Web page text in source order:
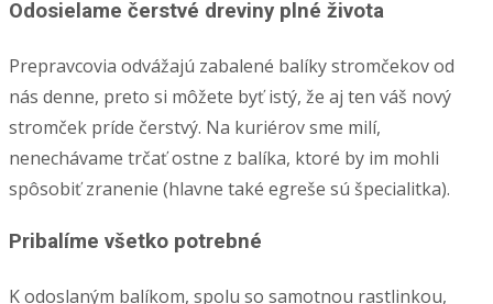
Odosielame čerstvé dreviny plné života
Prepravcovia odvážajú zabalené balíky stromčekov od
nás denne, preto si môžete byť istý, že aj ten váš nový
stromček príde čerstvý. Na kuriérov sme milí,
nenechávame trčať ostne z balíka, ktoré by im mohli
spôsobiť zranenie (hlavne také egreše sú špecialitka).
Pribalíme všetko potrebné
K odoslaným balíkom, spolu so samotnou rastlinkou,